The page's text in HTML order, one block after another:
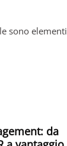
sono elementi
da